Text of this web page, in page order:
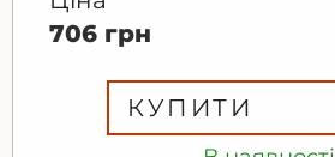
706 грн
КУПИТИ